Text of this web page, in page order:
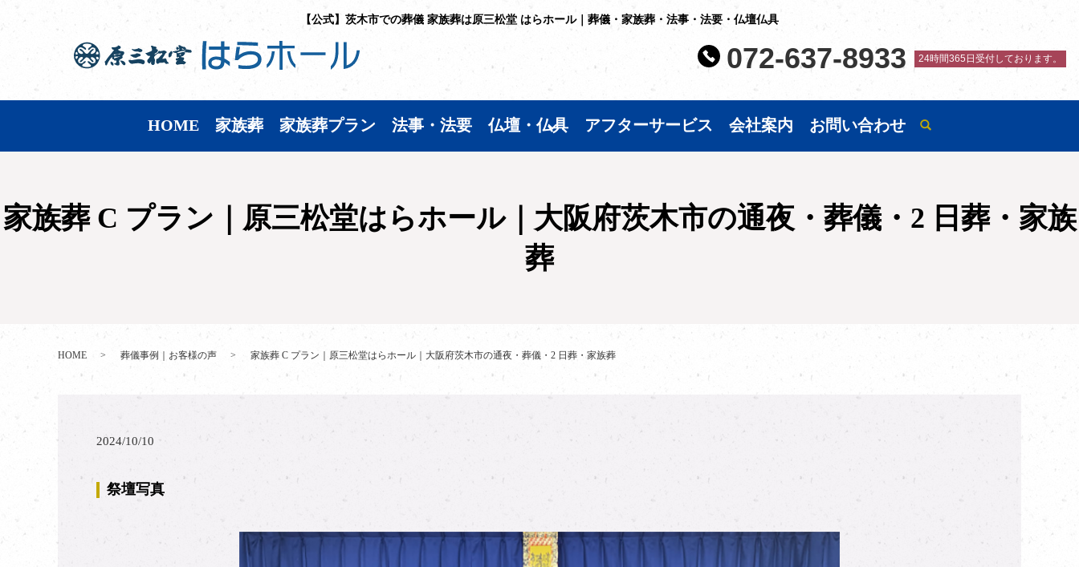
【公式】茨木市での葬儀 家族葬は原三松堂 はらホール｜葬儀・家族葬・法事・法要・仏壇仏具
072-637-8933 24時間365日受付しております。
HOME 家族葬 家族葬プラン 法事・法要 仏壇・仏具 アフターサービス 会社案内 お問い合わせ
家族葬 C プラン｜原三松堂はらホール｜大阪府茨木市の通夜・葬儀・2 日葬・家族
葬
HOME 葬儀事例｜お客様の声 家族葬 C プラン｜原三松堂はらホール｜大阪府茨木市の通夜・葬儀・2 日葬・家族葬
2024/10/10
祭壇写真